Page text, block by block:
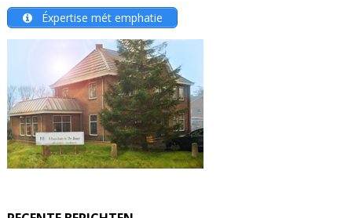
Éxpertise mét emphatie